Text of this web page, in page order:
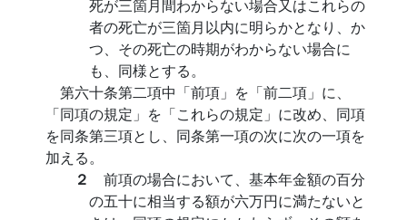
死が三箇月間わからない場合又はこれらの
者の死亡が三箇月以内に明らかとなり、か
つ、その死亡の時期がわからない場合に
も、同様とする。
第六十条第二項中「前項」を「前二項」に、
「同項の規定」を「これらの規定」に改め、同項
を同条第三項とし、同条第一項の次に次の一項を
加える。
２ 前項の場合において、基本年金額の百分
の五十に相当する額が六万円に満たないと